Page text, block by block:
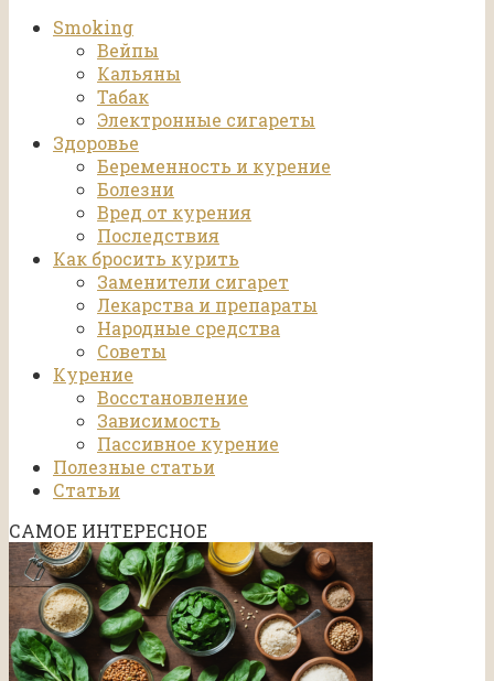
Smoking
Вейпы
Кальяны
Табак
Электронные сигареты
Здоровье
Беременность и курение
Болезни
Вред от курения
Последствия
Как бросить курить
Заменители сигарет
Лекарства и препараты
Народные средства
Советы
Курение
Восстановление
Зависимость
Пассивное курение
Полезные статьи
Статьи
САМОЕ ИНТЕРЕСНОЕ